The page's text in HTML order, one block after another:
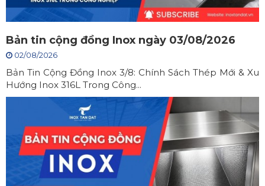
Bản tin cộng đồng Inox ngày 03/08/2026
02/08/2026
Bản Tin Cộng Đồng Inox 3/8: Chính Sách Thép Mới & Xu
Hướng Inox 316L Trong Công...